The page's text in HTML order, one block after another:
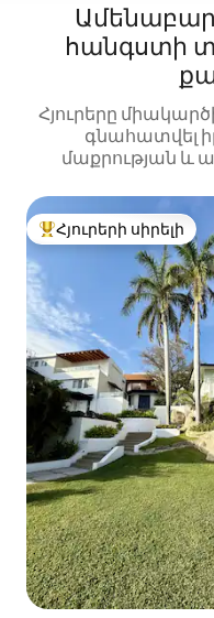
հանգստի
Հյուրերը
գնահատվել
մաքրության և
Հյուրերի սիրելի
Հյուրերի սիրելի